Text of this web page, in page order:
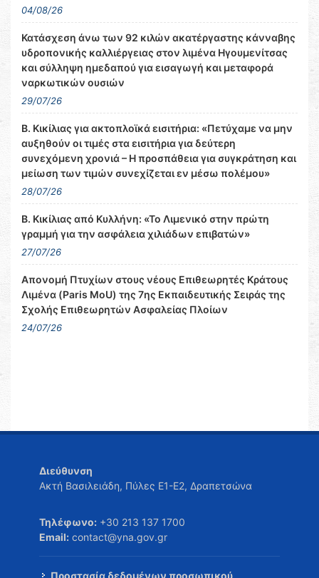
04/08/26
Κατάσχεση άνω των 92 κιλών ακατέργαστης κάνναβης
υδροπονικής καλλιέργειας στον λιμένα Ηγουμενίτσας
και σύλληψη ημεδαπού για εισαγωγή και μεταφορά
ναρκωτικών ουσιών
29/07/26
Β. Κικίλιας για ακτοπλοϊκά εισιτήρια: «Πετύχαμε να μην
αυξηθούν οι τιμές στα εισιτήρια για δεύτερη
συνεχόμενη χρονιά – Η προσπάθεια για συγκράτηση και
μείωση των τιμών συνεχίζεται εν μέσω πολέμου»
28/07/26
Β. Κικίλιας από Κυλλήνη: «Το Λιμενικό στην πρώτη
γραμμή για την ασφάλεια χιλιάδων επιβατών»
27/07/26
Απονομή Πτυχίων στους νέους Επιθεωρητές Κράτους
Λιμένα (Paris MoU) της 7ης Εκπαιδευτικής Σειράς της
Σχολής Επιθεωρητών Ασφαλείας Πλοίων
24/07/26
Διεύθυνση
Ακτή Βασιλειάδη, Πύλες Ε1-Ε2, Δραπετσώνα
Τηλέφωνο: +30 213 137 1700
Email: contact@yna.gov.gr